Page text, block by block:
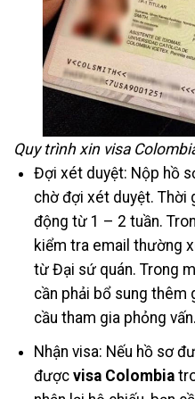
Quy trình xin visa
Đợi xét duyệt: Nộp hồ
chờ đợi xét duyệt. Thời
động từ 1 – 2 tuần.
kiểm tra email thường
từ Đại sứ quán. Trong
cần phải bổ sung thêm
cầu tham gia phỏng vấn.
Nhận visa: Nếu hồ sơ
được visa Colombia